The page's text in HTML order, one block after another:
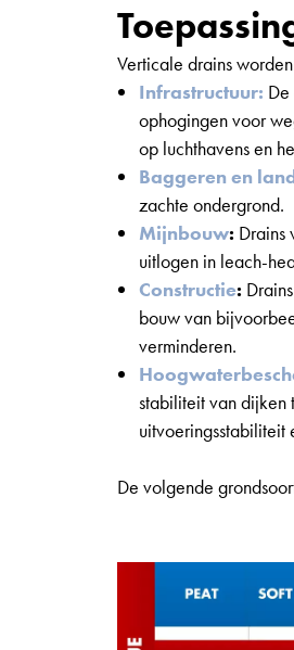
Verticale drains
Infrastructuur:
ophogingen voor
op luchthavens en
Baggeren en
zachte ondergrond.
Mijnbouw: Drains
uitlogen in leach-
Constructie:
bouw van
verminderen.
stabiliteit van dijken
uitvoeringsstabiliteit
De volgende